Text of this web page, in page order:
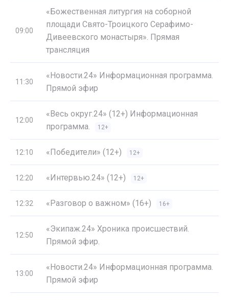
09:00
«Божественная литургия на соборной
площади Свято-Троицкого Серафимо-
Дивеевского монастыря». Прямая
трансляция
11:30
«Новости.24» Информационная программа.
Прямой эфир
12:00
«Весь округ.24» (12+) Информационная
программа.
12+
12:10 «Победители» (12+) 12+
12:20 «Интервью.24» (12+) 12+
12:32 «Разговор о важном» (16+) 16+
12:50
«Экипаж.24» Хроника происшествий.
Прямой эфир.
13:00
«Новости.24» Информационная программа.
Прямой эфир